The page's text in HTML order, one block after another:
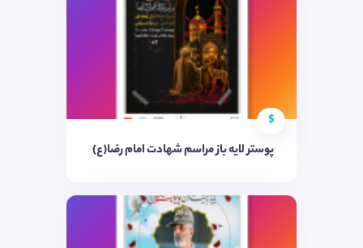
$
پوستر لایه باز مراسم شهادت امام رضا(ع)